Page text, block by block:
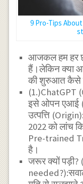
9 Pro-Tips
आजकल हम हर
हैं।लेकिन क्या
की शुरुआत कैसे
(1.)ChatGPT
इसे ओपन एआई
उत्पत्ति
2022 को लांच
Pre-trained
है।
जरूर क्यों पड़ी?